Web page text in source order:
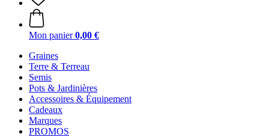
Mon panier 0,00 €
Graines
Terre & Terreau
Semis
Pots & Jardinières
Accessoires & Équipement
Cadeaux
Marques
PROMOS